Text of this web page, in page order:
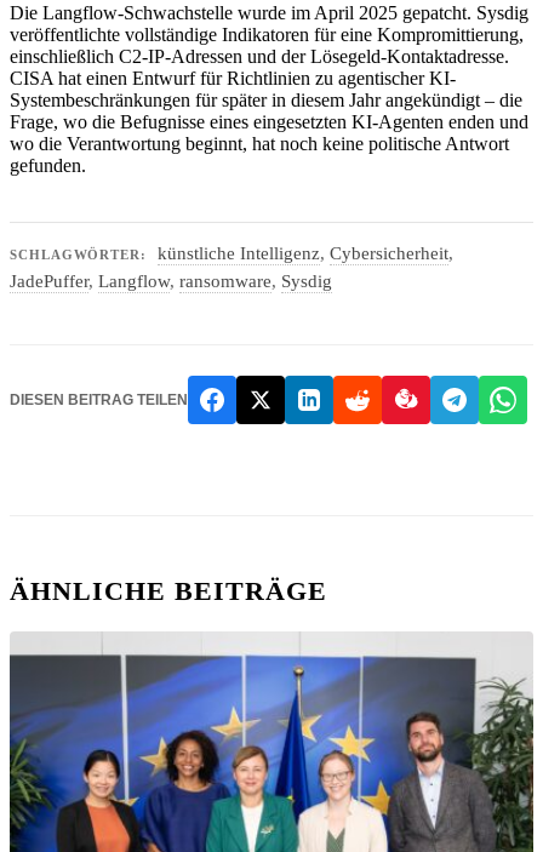
Die Langflow-Schwachstelle wurde im April 2025 gepatcht. Sysdig
veröffentlichte vollständige Indikatoren für eine Kompromittierung,
einschließlich C2-IP-Adressen und der Lösegeld-Kontaktadresse.
CISA hat einen Entwurf für Richtlinien zu agentischer KI-
Systembeschränkungen für später in diesem Jahr angekündigt – die
Frage, wo die Befugnisse eines eingesetzten KI-Agenten enden und
wo die Verantwortung beginnt, hat noch keine politische Antwort
gefunden.
SCHLAGWÖRTER: künstliche Intelligenz, Cybersicherheit,
JadePuffer, Langflow, ransomware, Sysdig
DIESEN BEITRAG TEILEN
ÄHNLICHE BEITRÄGE